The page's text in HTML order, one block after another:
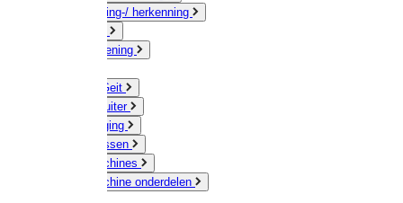
Veemarkering-/ herkenning
Voervoorziening
Schaap / Geit
Paard & Ruiter
Veeverzorging
Scheermessen
Scheermachines
Scheermachine onderdelen